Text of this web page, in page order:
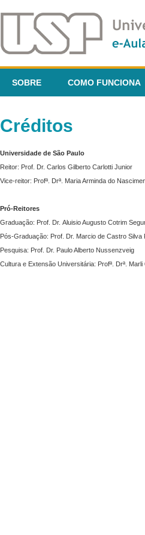
SOBRE COMO FUNCIONA
Créditos
Universidade de São Paulo
Reitor: Prof. Dr. Carlos Gilberto Carlotti Junior
Vice-reitor: Profª. Drª. Maria Arminda do
Pró-Reitores
Graduação: Prof. Dr. Aluisio Augusto Cotrim
Pós-Graduação: Prof. Dr. Marcio de Castro Silva
Pesquisa: Prof. Dr. Paulo Alberto Nussenzveig
Cultura e Extensão Universitária: Profª. Drª.